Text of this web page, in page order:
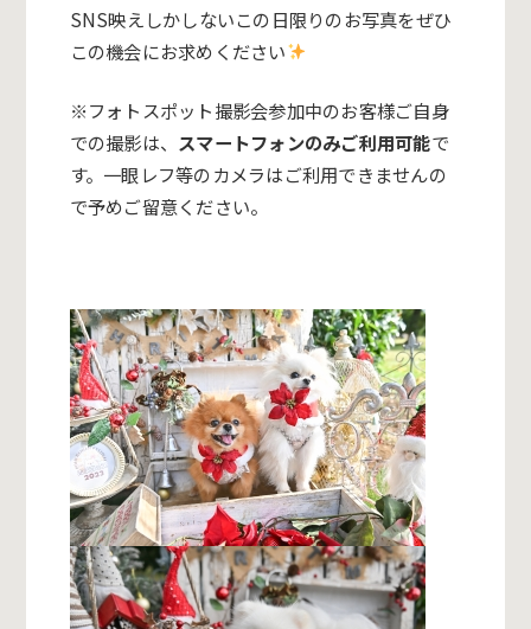
SNS映えしかしないこの日限りのお写真をぜひ
この機会にお求めください
※フォトスポット撮影会参加中のお客様ご自身
での撮影は、 スマートフォンのみご利用可能で
す。一眼レフ等のカメラはご利用できませんの
で予めご留意ください。